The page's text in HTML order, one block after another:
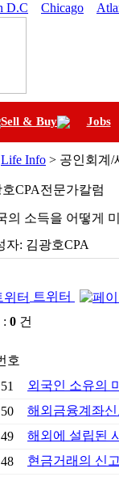
D.C Chicago
Sell & Buy Jobs
Life Info > 공인회계/
CPA전문가칼럼
의 소득을 어떻게
자: 김광호CPA
트위터
: 0 건
호
51
외국인 소유의
50
해외금융계좌
49
해외에 설립된
48
현금거래의 신